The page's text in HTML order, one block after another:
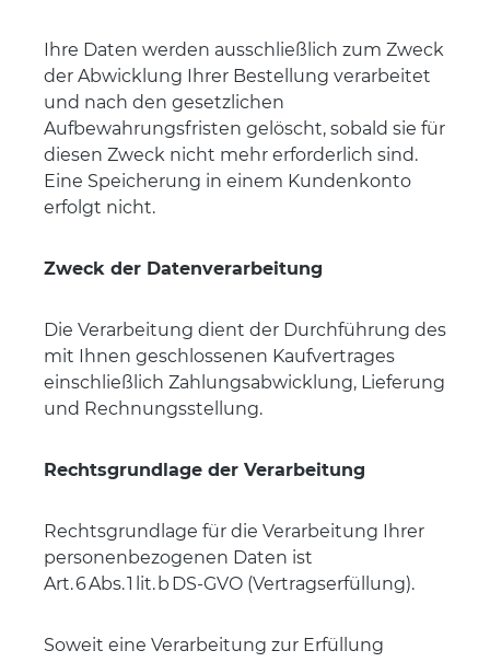
Ihre Daten werden ausschließlich zum Zweck
der Abwicklung Ihrer Bestellung verarbeitet
und nach den gesetzlichen
Aufbewahrungsfristen gelöscht, sobald sie für
diesen Zweck nicht mehr erforderlich sind.
Eine Speicherung in einem Kundenkonto
erfolgt nicht.
Zweck der Datenverarbeitung
Die Verarbeitung dient der Durchführung des
mit Ihnen geschlossenen Kaufvertrages
einschließlich Zahlungsabwicklung, Lieferung
und Rechnungsstellung.
Rechtsgrundlage der Verarbeitung
Rechtsgrundlage für die Verarbeitung Ihrer
personenbezogenen Daten ist
Art. 6 Abs. 1 lit. b DS-GVO (Vertragserfüllung).
Soweit eine Verarbeitung zur Erfüllung